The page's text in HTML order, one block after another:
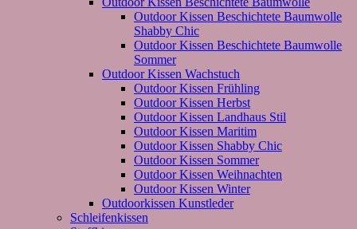
Outdoor Kissen Beschichtete Baumwolle
Shabby Chic
Outdoor Kissen Beschichtete Baumwolle
Sommer
Outdoor Kissen Wachstuch
Outdoor Kissen Frühling
Outdoor Kissen Herbst
Outdoor Kissen Landhaus Stil
Outdoor Kissen Maritim
Outdoor Kissen Shabby Chic
Outdoor Kissen Sommer
Outdoor Kissen Weihnachten
Outdoor Kissen Winter
Outdoorkissen Kunstleder
Schleifenkissen